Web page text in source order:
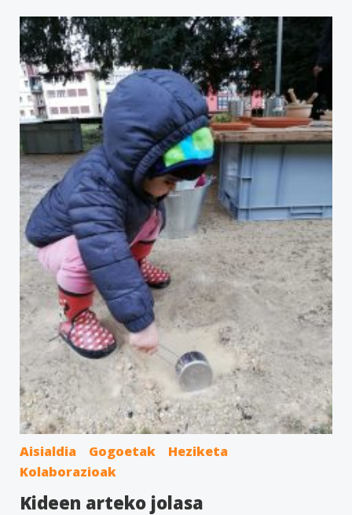
Aisialdia Gogoetak
Heziketa
Kolaborazioak
Kideen arteko jolasa